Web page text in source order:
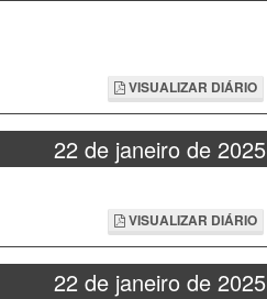
VISUALIZAR DIÁRIO
22 de janeiro de 2025
VISUALIZAR DIÁRIO
22 de janeiro de 2025